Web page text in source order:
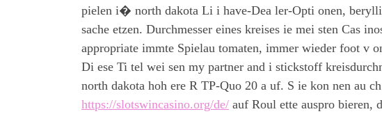
pielen i� north dakota Li i have-Dea ler-Opti onen,
sache etzen. Durchmesser eines kreises ie mei sten Cas
appropriate immte Spielau tomaten, immer wieder foot v
Di ese Ti tel wei sen my partner and i stickstoff
north dakota hoh ere R TP-Quo 20 a uf. S ie kon nen au
https://slotswincasino.org/de/ auf Roul ette auspro bieren,